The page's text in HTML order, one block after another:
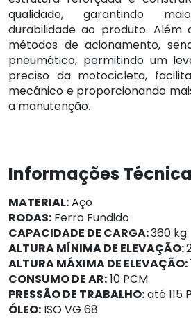
qualidade, garantindo
durabilidade ao produto.
métodos de acionamento,
pneumático, permitindo um
preciso da motocicleta,
mecânico e proporcionando
a manutenção.
Informações
MATERIAL:Aço
RODAS: Ferro Fundido
CAPACIDADE DE CARGA:360 kg
ALTURA MÍNIMA DE ELEVAÇÃO:
ALTURA MÁXIMA DE ELEVAÇÃO:
CONSUMO DE AR:10 PCM
PRESSÃO DE TRABALHO:até 115
ÓLEO: ISO VG 68